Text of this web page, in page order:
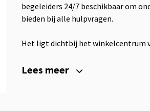
begeleiders 24/7 beschikbaar om
bieden bij alle hulpvragen.
Het ligt dichtbij het winkelcentrum
Lees meer